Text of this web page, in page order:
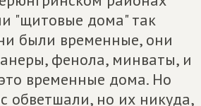
"щитовые дома" так
были временные, они
фенола, минваты, и
временные дома. Но
обветшали, но их никуда,